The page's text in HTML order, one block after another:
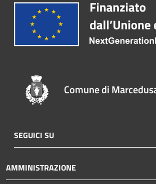
Comune di
SEGUICI SU
AMMINISTRAZIONE